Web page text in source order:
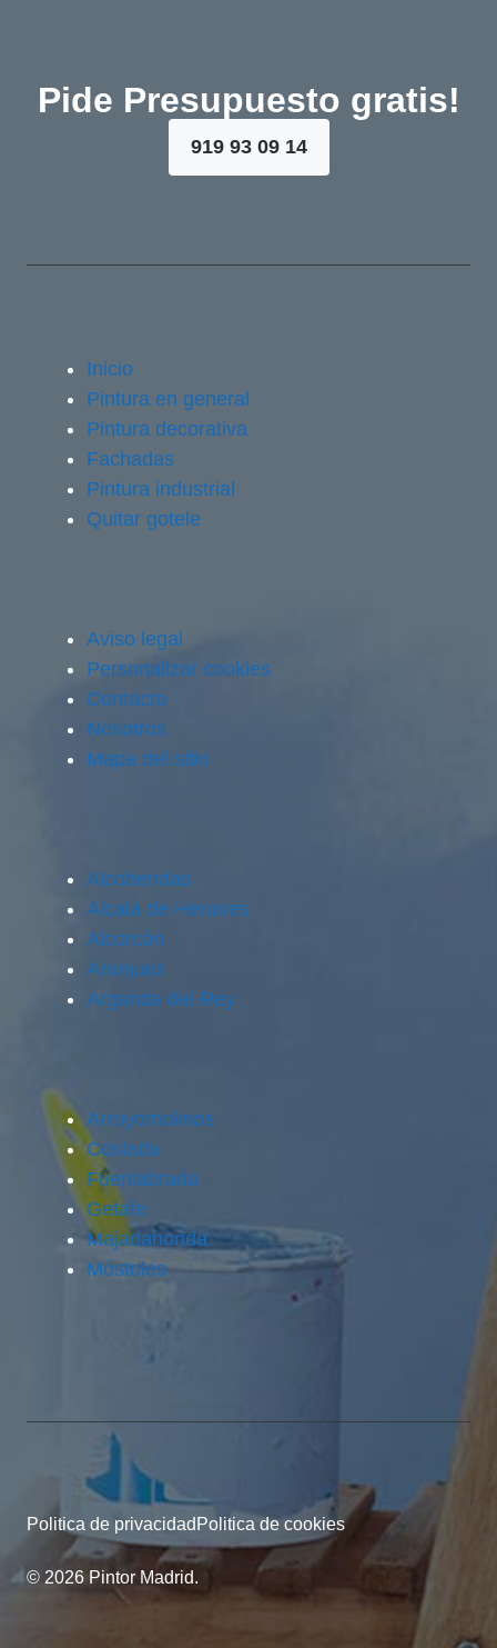
Pide Presupuesto gratis!
919 93 09 14
Inicio
Pintura en general
Pintura decorativa
Fachadas
Pintura industrial
Quitar gotele
Aviso legal
Personalizar cookies
Contacto
Nosotros
Mapa del sitio
Alcobendas
Alcalá de Henares
Alcorcón
Aranjuez
Arganda del Rey
Arroyomolinos
Coslada
Fuenlabrada
Getafe
Majadahonda
Móstoles
© 2026 Pintor Madrid.
Politica de privacidad Politica de cookies